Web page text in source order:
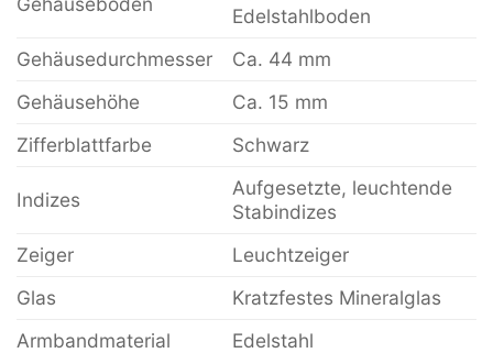
Edelstahlboden
Gehäusedurchmesser
Ca. 44 mm
Gehäusehöhe
Ca. 15 mm
Zifferblattfarbe
Schwarz
Indizes
Aufgesetzte, leuchtende
Stabindizes
Zeiger
Leuchtzeiger
Glas
Kratzfestes Mineralglas
Armbandmaterial
Edelstahl